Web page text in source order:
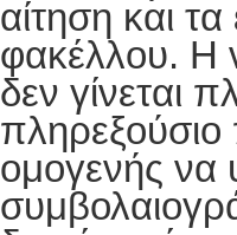
αίτηση και
φακέλλου. Η
δεν γίνεται
ομογενής να